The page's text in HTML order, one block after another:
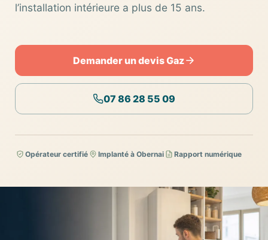
l’installation intérieure a plus de 15 ans.
Demander un devis Gaz
07 86 28 55 09
Opérateur certifié Implanté à Obernai Rapport numérique